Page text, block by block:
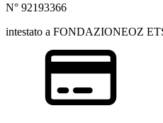
N° 92193366
intestato a FONDAZIONEOZ